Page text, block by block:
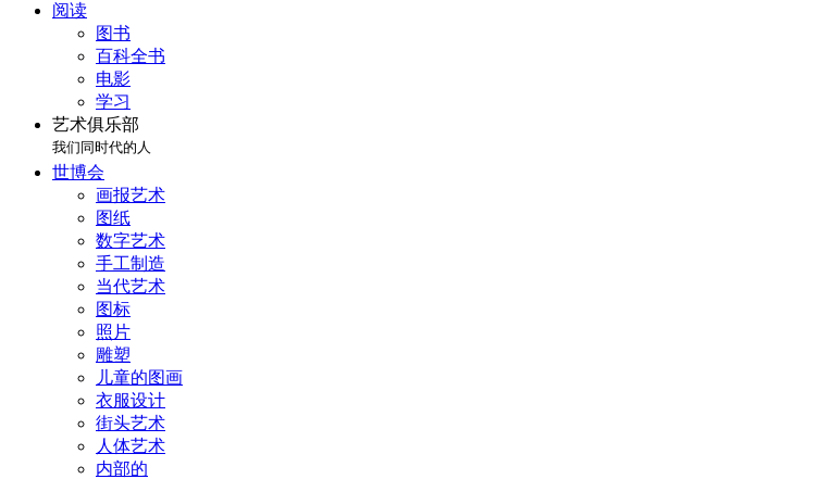
阅读
图书
百科全书
电影
学习
艺术俱乐部
我们同时代的人
世博会
画报艺术
图纸
数字艺术
手工制造
当代艺术
图标
照片
雕塑
儿童的图画
衣服设计
街头艺术
人体艺术
内部的